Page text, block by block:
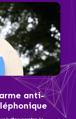
anti-